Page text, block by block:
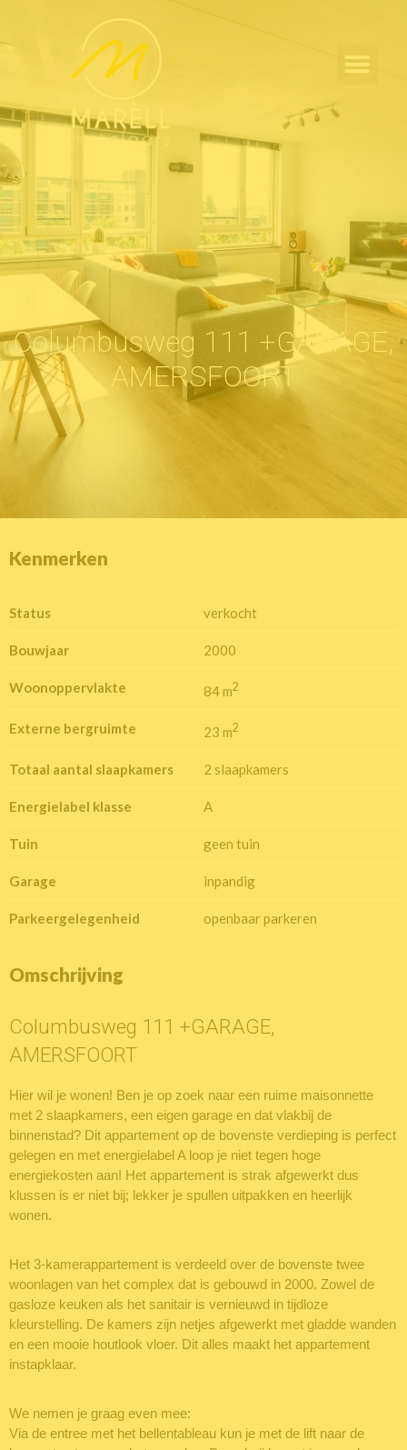
Columbusweg 111 +GARAGE,
AMERSFOORT
Kenmerken
Status verkocht
Bouwjaar 2000
Woonoppervlakte 84 m2
Externe bergruimte 23 m2
Totaal aantal slaapkamers 2 slaapkamers
Energielabel klasse A
Tuin geen tuin
Garage inpandig
Parkeergelegenheid openbaar parkeren
Omschrijving
Columbusweg 111 +GARAGE,
AMERSFOORT
Hier wil je wonen! Ben je op zoek naar een ruime maisonnette
met 2 slaapkamers, een eigen garage en dat vlakbij de
binnenstad? Dit appartement op de bovenste verdieping is perfect
gelegen en met energielabel A loop je niet tegen hoge
energiekosten aan! Het appartement is strak afgewerkt dus
klussen is er niet bij; lekker je spullen uitpakken en heerlijk
wonen.
Het 3-kamerappartement is verdeeld over de bovenste twee
woonlagen van het complex dat is gebouwd in 2000. Zowel de
gasloze keuken als het sanitair is vernieuwd in tijdloze
kleurstelling. De kamers zijn netjes afgewerkt met gladde wanden
en een mooie houtlook vloer. Dit alles maakt het appartement
instapklaar.
We nemen je graag even mee:
Via de entree met het bellentableau kun je met de lift naar de